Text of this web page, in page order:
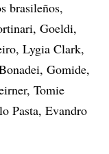
brasileños,
Goeldi,
Lygia Clark,
Gomide,
Tomie
Pasta, Evandro